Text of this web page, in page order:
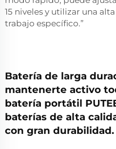
15 niveles y utilizar una
trabajo específico.”
Batería de larga
mantenerte activo
batería portátil
baterías de alta
con gran durabilidad.